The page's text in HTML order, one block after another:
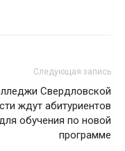
Следующая запись
Свердловской
ждут абитуриентов
обучения по новой
программе